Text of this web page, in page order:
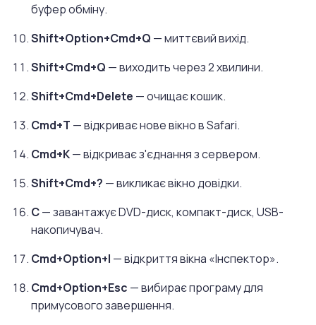
буфер обміну.
Shift+Option+Cmd+Q — миттєвий вихід.
Shift+Cmd+Q — виходить через 2 хвилини.
Shift+Cmd+Delete — очищає кошик.
Cmd+T — відкриває нове вікно в Safari.
Cmd+K— відкриває з'єднання з сервером.
Shift+Cmd+? — викликає вікно довідки.
C— завантажує DVD-диск, компакт-диск, USB-
накопичувач.
Cmd+Option+I — відкриття вікна «Інспектор».
Cmd+Option+Esc — вибирає програму для
примусового завершення.